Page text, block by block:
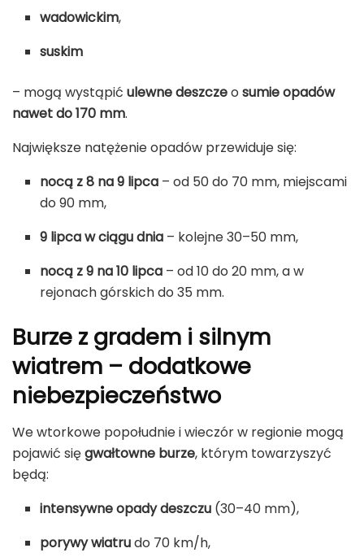
wadowickim,
suskim
– mogą wystąpić ulewne deszczeo sumie opadów
nawet do 170 mm.
Największe natężenie opadów przewiduje się:
nocą z 8 na 9 lipca – od 50 do 70 mm, miejscami
do 90 mm,
9 lipca w ciągu dnia – kolejne 30–50 mm,
nocą z 9 na 10 lipca – od 10 do 20 mm, a w
rejonach górskich do 35 mm.
Burze z gradem i silnym
wiatrem – dodatkowe
niebezpieczeństwo
We wtorkowe popołudnie i wieczór w regionie mogą
pojawić sięgwałtowne burze, którym towarzyszyć
będą:
intensywne opady deszczu (30–40 mm),
porywy wiatrudo 70 km/h,